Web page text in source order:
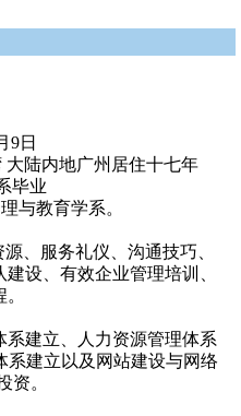
9日
大陆内地广州居住十七年
毕业
与教育学系。
、服务礼仪、沟通技巧、
设、有效企业管理培训、
建立、人力资源管理体系
系建立以及网站建设与网络
资。